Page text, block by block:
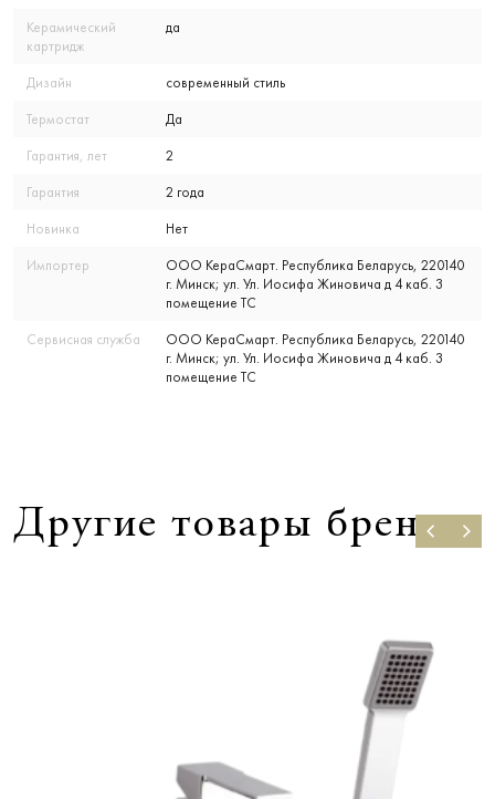
Керамический
картридж
да
Дизайн современный стиль
Термостат Да
Гарантия, лет 2
Гарантия 2 года
Новинка Нет
Импортер
ООО КераСмарт. Республика Беларусь, 220140
г. Минск; ул. Ул. Иосифа Жиновича д 4 каб. 3
помещение ТС
Сервисная служба
ООО КераСмарт. Республика Беларусь, 220140
г. Минск; ул. Ул. Иосифа Жиновича д 4 каб. 3
помещение ТС
Другие товары бренда